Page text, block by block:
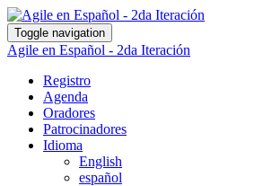
Toggle navigation
Agile en Español - 2da Iteración
Registro
Agenda
Oradores
Patrocinadores
Idioma
English
español